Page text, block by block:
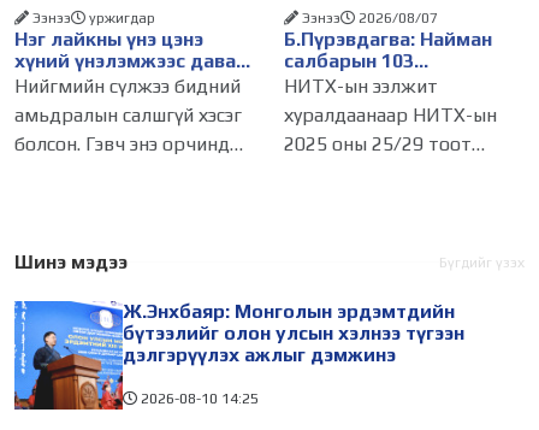
Нэг лайкны үнэ цэнэ
хүний үнэлэмжээс давах
болсон уу?
Ээнээ уржигдар
Нийгмийн сүлжээ бидний
амьдралын салшгүй хэсэг
болсон. Гэвч энэ орчинд
лайк, шэйр, дагагчийн
газар авч
Б.Пүрэвдагва: Найман
салбарын 103
үйлчилгээний
бүртгэлийг цуцалснаар
бизнес эрхлэхэд таатай
нөхцөл бүрдэнэ
Ээнээ 2026/08/07
НИТХ-ын ээлжит
хуралдаанаар НИТХ-ын
2025 оны 25/29 тоот
зөвшөөрлийн шинжтэй
бизнес эрхлэгчдийг
Шинэ мэдээ Бүгдийг үзэх
Ж.Энхбаяр: Монголын эрдэмтдийн
бүтээлийг олон улсын хэлнээ түгээн
дэлгэрүүлэх ажлыг дэмжинэ
2026-08-10 14:25